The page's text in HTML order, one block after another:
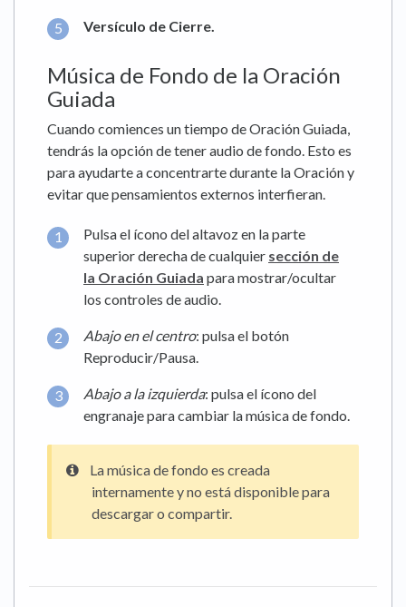
Versículo de Cierre.
Música de Fondo de la Oración
Guiada
Cuando comiences un tiempo de Oración Guiada,
tendrás la opción de tener audio de fondo. Esto es
para ayudarte a concentrarte durante la Oración y
evitar que pensamientos externos interfieran.
Pulsa el ícono del altavoz en la parte
superior derecha de cualquier sección de
la Oración Guiada para mostrar/ocultar
los controles de audio.
Abajo en el centro: pulsa el botón
Reproducir/Pausa.
Abajo a la izquierda: pulsa el ícono del
engranaje para cambiar la música de fondo.
La música de fondo es creada
internamente y no está disponible para
descargar o compartir.